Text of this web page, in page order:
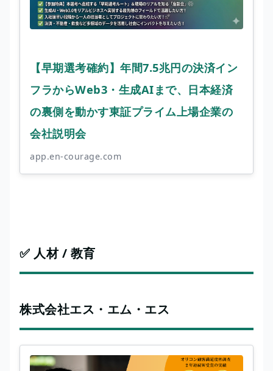
【早期選考確約】年間7.5兆円の決済イン
フラからWeb3・生成AIまで、日本経済
の裏側を動かす東証プライム上場企業の
会社説明会
app.en-courage.com
✅ 人材 / 教育
株式会社エス・エム・エス